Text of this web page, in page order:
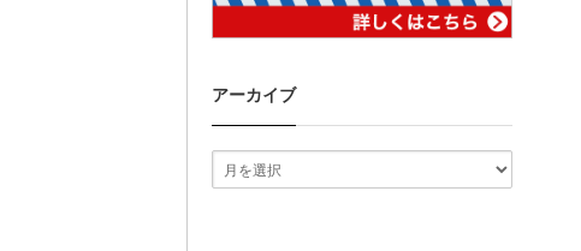
アーカイブ